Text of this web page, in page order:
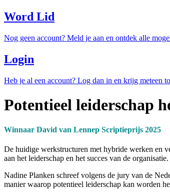
Word Lid
Nog geen account? Meld je aan en ontdek alle
Login
Heb je al een account? Log dan in en krijg meteen
Potentieel leiderschap
Winnaar David van Lennep Scriptieprijs 2025
De huidige werkstructuren met hybride werken en
aan het leiderschap en het succes van de
Nadine Planken schreef volgens de jury van de
manier waarop potentieel leiderschap kan worden